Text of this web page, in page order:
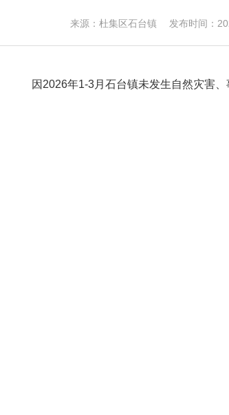
来源：杜集区石台镇 发布时间：
因2026年1-3月石台镇未发生自然灾害